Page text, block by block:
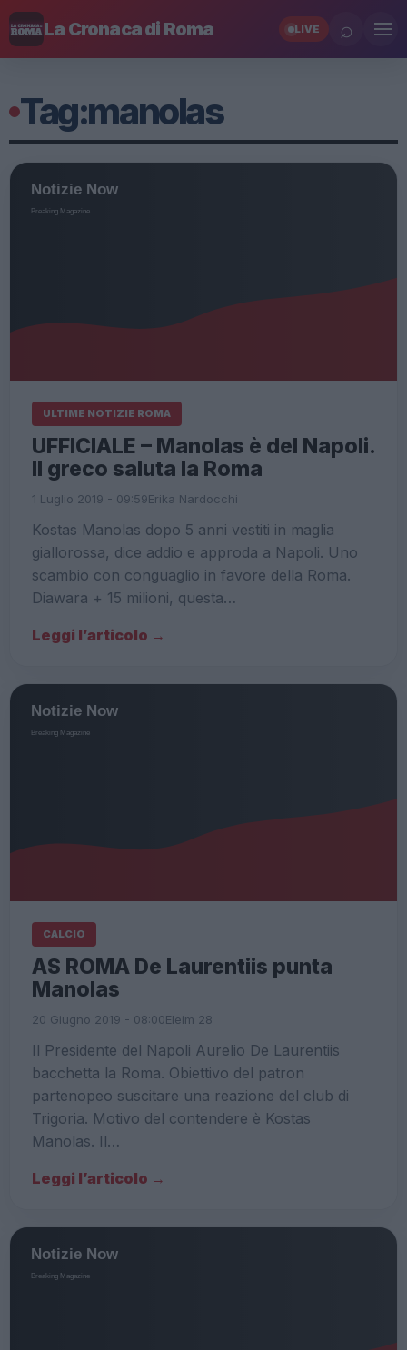
La Cronaca di Roma LIVE ⌕
Tag:manolas
ULTIME NOTIZIE ROMA
UFFICIALE – Manolas è del Napoli.
Il greco saluta la Roma
1 Luglio 2019 - 09:59Erika Nardocchi
Kostas Manolas dopo 5 anni vestiti in maglia
giallorossa, dice addio e approda a Napoli. Uno
scambio con conguaglio in favore della Roma.
Diawara + 15 milioni, questa…
Leggi l’articolo →
CALCIO
AS ROMA De Laurentiis punta
Manolas
20 Giugno 2019 - 08:00Eleim 28
Il Presidente del Napoli Aurelio De Laurentiis
bacchetta la Roma. Obiettivo del patron
partenopeo suscitare una reazione del club di
Trigoria. Motivo del contendere è Kostas
Manolas. Il…
Leggi l’articolo →